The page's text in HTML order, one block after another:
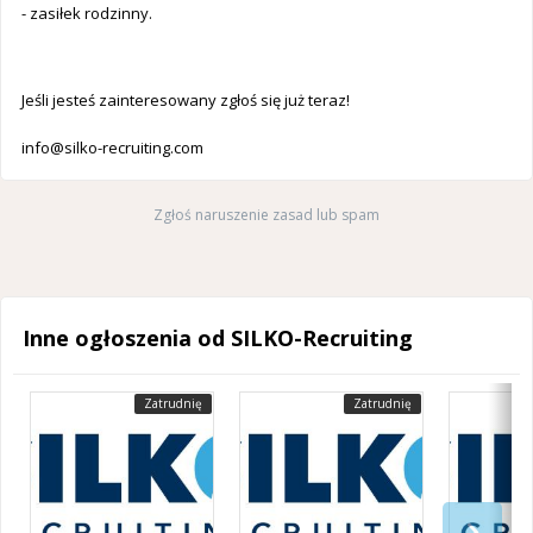
- zasiłek rodzinny.
Jeśli jesteś zainteresowany zgłoś się już teraz!
info@silko-recruiting.com
Zgłoś naruszenie zasad lub spam
Inne ogłoszenia od SILKO-Recruiting
Zatrudnię Zatrudnię